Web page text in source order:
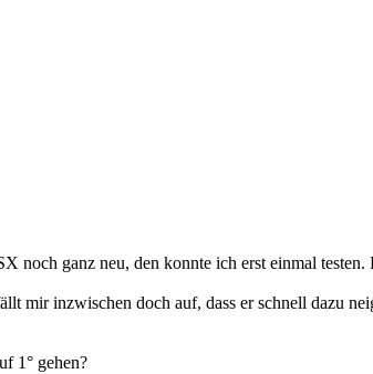
noch ganz neu, den konnte ich erst einmal
mir inzwischen doch auf, dass er schnell dazu
1° gehen?